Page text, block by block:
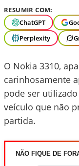
RESUMIR COM:
ChatGPT
Perplexity
O Nokia 3310,
carinhosamente
pode ser
veículo que não
partida.
NÃO FIQUE DE